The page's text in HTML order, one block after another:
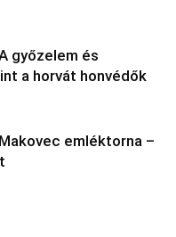
győzelem és
a horvát honvédők
emléktorna –